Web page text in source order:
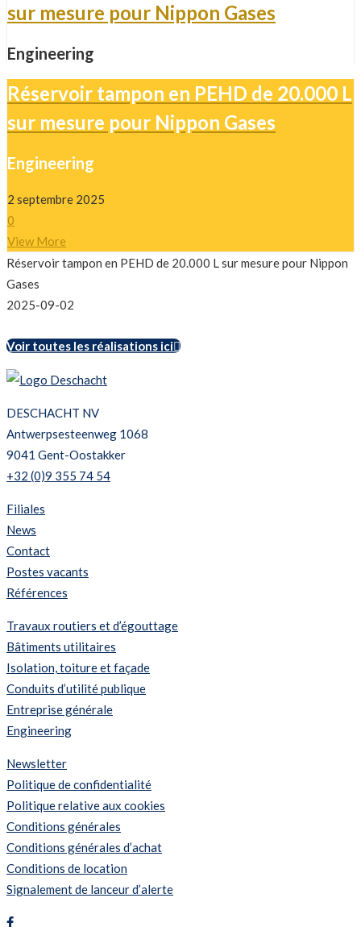
sur mesure pour Nippon Gases
Engineering
Réservoir tampon en PEHD de 20.000 L
sur mesure pour Nippon Gases
Engineering
2 septembre 2025
0
View More
Réservoir tampon en PEHD de 20.000 L sur mesure pour Nippon
Gases
2025-09-02
Voir toutes les réalisations ici
DESCHACHT NV
Antwerpsesteenweg 1068
9041 Gent-Oostakker
+32 (0)9 355 74 54
Filiales
News
Contact
Postes vacants
Références
Travaux routiers et d’égouttage
Bâtiments utilitaires
Isolation, toiture et façade
Conduits d’utilité publique
Entreprise générale
Engineering
Newsletter
Politique de confidentialité
Politique relative aux cookies
Conditions générales
Conditions générales d’achat
Conditions de location
Signalement de lanceur d’alerte